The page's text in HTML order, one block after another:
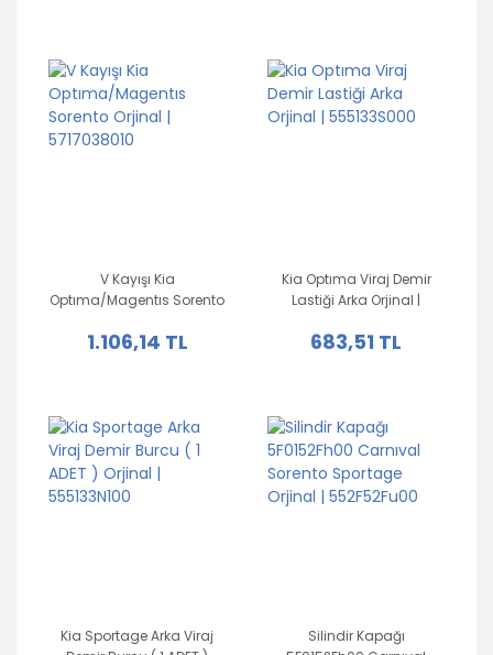
V Kayışı Kia
Optıma/Magentıs Sorento
1.106,14 TL
Kia Optıma Viraj Demir
Lastiği Arka Orjinal |
683,51 TL
Kia Sportage Arka Viraj
Silindir Kapağı